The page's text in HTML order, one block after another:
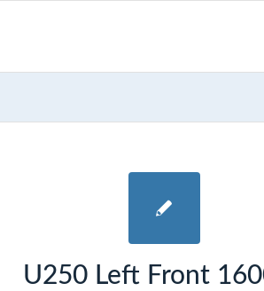
U250 Left Front